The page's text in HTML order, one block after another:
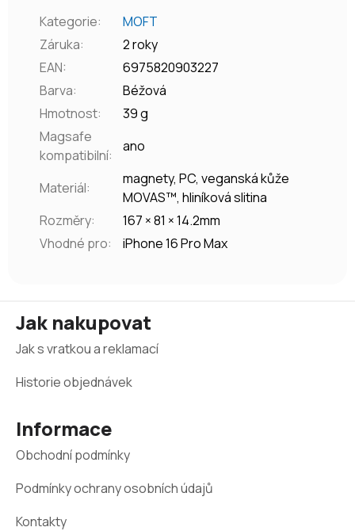
Kategorie:
MOFT
Záruka:
2 roky
EAN:
6975820903227
Barva:
Béžová
Hmotnost:
39 g
Magsafe
kompatibilní:
ano
Materiál:
magnety, PC, veganská kůže
MOVAS™, hliníková slitina
Rozměry:
167 × 81 × 14.2mm
Vhodné pro: iPhone 16 Pro Max
Jak nakupovat
Jak s vratkou a reklamací
Historie objednávek
Informace
Obchodní podmínky
Podmínky ochrany osobních údajů
Kontakty